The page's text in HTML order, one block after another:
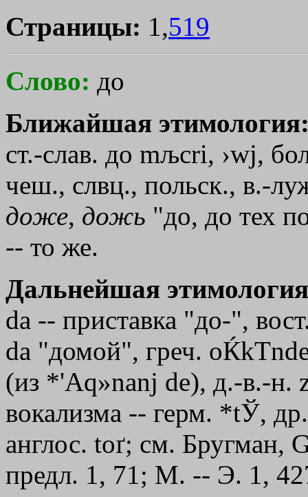
Страницы: 1,519
Слово: до
Ближайшая
ст.-слав. до mљcri, ›wj,
чеш., слвц., польск., в.-
доже, дожь "до, до тех
-- то же.
Дальнейшая
dа -- приставка "до-",
da "домой", греч.
(из *'Aq»nanj de), д.-в.-н.
вокализма -- герм. *tЎ,
англос. toґ; см. Бругман,
предл. 1, 71; М. -- Э. 1,